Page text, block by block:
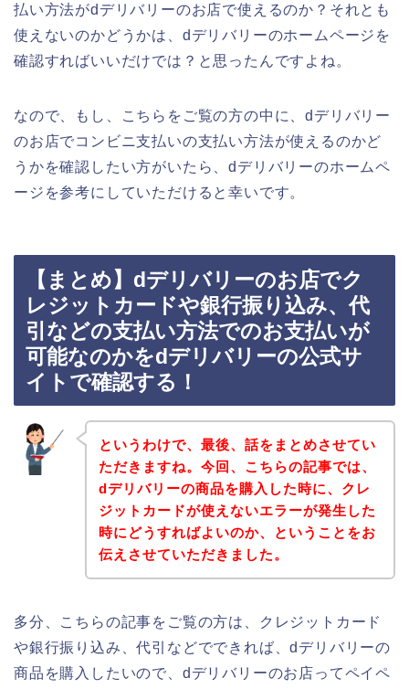
払い方法がdデリバリーのお店で使えるのか？それとも
使えないのかどうかは、dデリバリーのホームページを
確認すればいいだけでは？と思ったんですよね。
なので、もし、こちらをご覧の方の中に、dデリバリー
のお店でコンビニ支払いの支払い方法が使えるのかど
うかを確認したい方がいたら、dデリバリーのホームペ
ージを参考にしていただけると幸いです。
【まとめ】dデリバリーのお店でク
レジットカードや銀行振り込み、代
引などの支払い方法でのお支払いが
可能なのかをdデリバリーの公式サ
イトで確認する！
というわけで、最後、話をまとめさせてい
ただきますね。今回、こちらの記事では、
dデリバリーの商品を購入した時に、クレ
ジットカードが使えないエラーが発生した
時にどうすればよいのか、ということをお
伝えさせていただきました。
多分、こちらの記事をご覧の方は、クレジットカード
や銀行振り込み、代引などでできれば、dデリバリーの
商品を購入したいので、dデリバリーのお店ってペイペ